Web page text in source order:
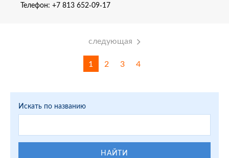
Телефон: +7 813 652-09-17
следующая
1 2 3 4
Искать по названию
НАЙТИ